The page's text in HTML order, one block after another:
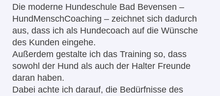
Die moderne Hundeschule Bad Bevensen –
HundMenschCoaching – zeichnet sich dadurch
aus, dass ich als Hundecoach auf die Wünsche
des Kunden eingehe.
Außerdem gestalte ich das Training so, dass
sowohl der Hund als auch der Halter Freunde
daran haben.
Dabei achte ich darauf, die Bedürfnisse des